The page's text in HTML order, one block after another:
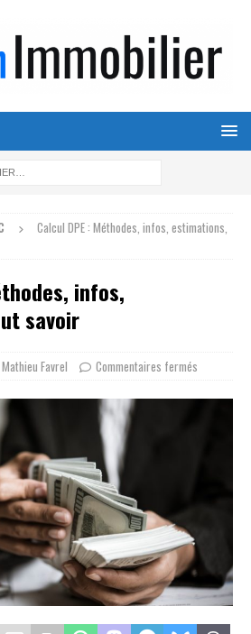
Calcul DPE : Méthodes, infos, estimations,
infos,
savoir
Mathieu Favrel Commentaires fermés